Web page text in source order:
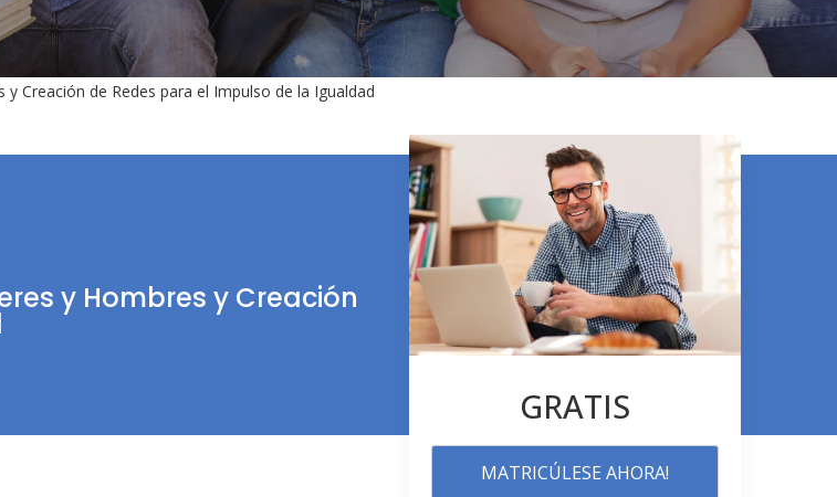
Creación de Redes para el Impulso de la Igualdad
y Hombres y Creación
GRATIS
MATRICÚLESE AHORA!